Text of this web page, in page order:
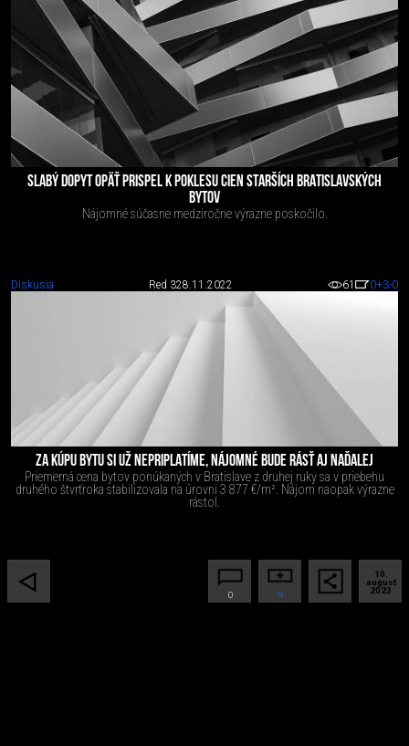
SLABÝ DOPYT OPÄŤ PRISPEL K POKLESU CIEN STARŠÍCH BRATISLAVSKÝCH
BYTOV
Nájomné súčasne medziročne výrazne poskočilo.
Diskusia Red 328.11.2022 61 0+3-0
ZA KÚPU BYTU SI UŽ NEPRIPLATÍME, NÁJOMNÉ BUDE RÁSŤ AJ NAĎALEJ
Priemerná cena bytov ponúkaných v Bratislave z druhej ruky sa v priebehu
druhého štvrťroka stabilizovala na úrovni 3 877 €/m². Nájom naopak výrazne
rástol.
10.
august
2023
9
0